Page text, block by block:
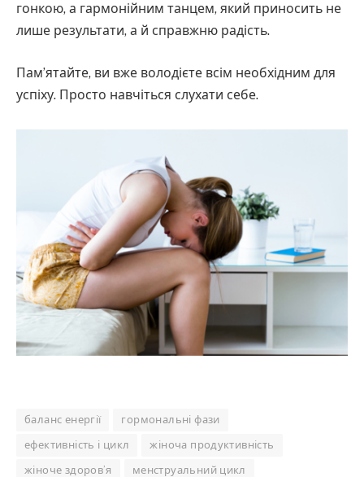
гонкою, а гармонійним танцем, який приносить не
лише результати, а й справжню радість.
Пам’ятайте, ви вже володієте всім необхідним для
успіху. Просто навчіться слухати себе.
баланс енергії гормональні фази
ефективність і цикл жіноча продуктивність
жіноче здоров’я менструальний цикл